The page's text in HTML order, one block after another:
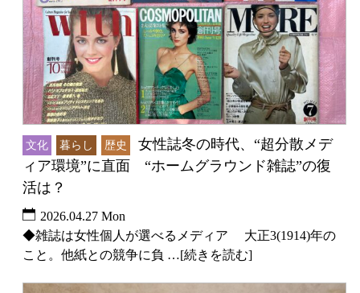
文化 暮らし 歴史
女性誌冬の時代、“超分散メデ
ィア環境”に直面 “ホームグラウンド雑誌”の復
活は？
2026.04.27 Mon
◆雑誌は女性個人が選べるメディア 大正3(1914)年の
こと。他紙との競争に負 …[続きを読む]